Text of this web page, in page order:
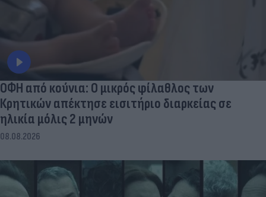
ΟΦΗ από κούνια: Ο μικρός φίλαθλος των
Κρητικών απέκτησε εισιτήριο διαρκείας σε
ηλικία μόλις 2 μηνών
08.08.2026